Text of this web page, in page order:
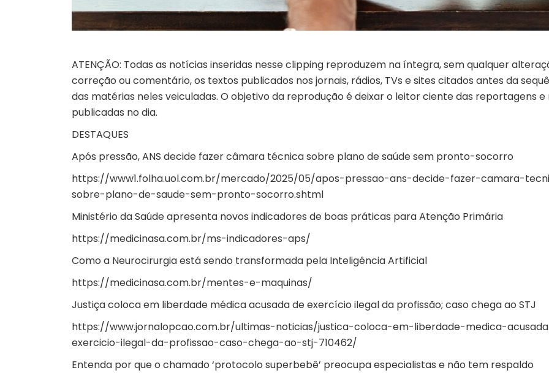
ATENÇÃO: Todas as notícias inseridas nesse clipping reproduzem na íntegra, sem qualquer
correção ou comentário, os textos publicados nos jornais, rádios, TVs e sites citados antes da
das matérias neles veiculadas. O objetivo da reprodução é deixar o leitor ciente das reportagens e
publicadas no dia.
DESTAQUES
Após pressão, ANS decide fazer câmara técnica sobre plano de saúde sem pronto-socorro
https://www1.folha.uol.com.br/mercado/2025/05/apos-pressao-ans-decide-fazer-camara-
sobre-plano-de-saude-sem-pronto-socorro.shtml
Ministério da Saúde apresenta novos indicadores de boas práticas para Atenção Primária
https://medicinasa.com.br/ms-indicadores-aps/
Como a Neurocirurgia está sendo transformada pela Inteligência Artificial
https://medicinasa.com.br/mentes-e-maquinas/
Justiça coloca em liberdade médica acusada de exercício ilegal da profissão; caso chega ao STJ
https://www.jornalopcao.com.br/ultimas-noticias/justica-coloca-em-liberdade-medica-
exercicio-ilegal-da-profissao-caso-chega-ao-stj-710462/
Entenda por que o chamado ‘protocolo superbebê’ preocupa especialistas e não tem respaldo